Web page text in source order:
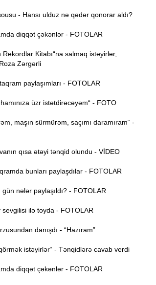
- Hansı ulduz nə qədər qonorar aldı?
diqqət çəkənlər - FOTOLAR
Kitabı“na salmaq istəyirlər,
Zərgərli
paylaşımları - FOTOLAR
üzr istətdirəcəyəm“ - FOTO
maşın sürmürəm, saçımı daramıram“ -
qısa ətəyi tənqid olundu - VİDEO
bunları paylaşdılar - FOTOLAR
nələr paylaşıldı? - FOTOLAR
ilə toyda - FOTOLAR
danışdı - “Hazıram”
istəyirlər“ - Tənqidlərə cavab verdi
diqqət çəkənlər - FOTOLAR